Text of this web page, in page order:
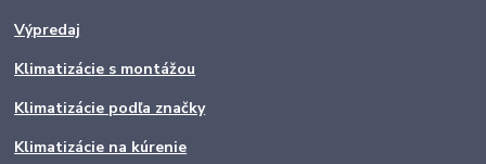
Výpredaj
Klimatizácie s montážou
Klimatizácie podľa značky
Klimatizácie na kúrenie